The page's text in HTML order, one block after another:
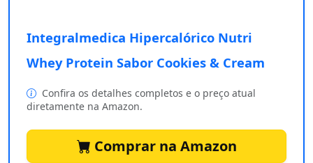
Integralmedica Hipercalórico Nutri
Whey Protein Sabor Cookies & Cream
Confira os detalhes completos e o preço atual
diretamente na Amazon.
Comprar na Amazon